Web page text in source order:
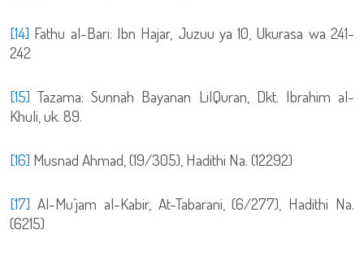
[14] Fathu al-Bari: Ibn Hajar, Juzuu ya 10, Ukurasa wa 241-
242
[15] Tazama: Sunnah Bayanan LilQuran, Dkt. Ibrahim al-
Khuli, uk. 89.
[16] Musnad Ahmad, (19/305), Hadithi Na. (12292)
[17] Al-Mu’jam al-Kabir, At-Tabarani, (6/277), Hadithi Na.
(6215)